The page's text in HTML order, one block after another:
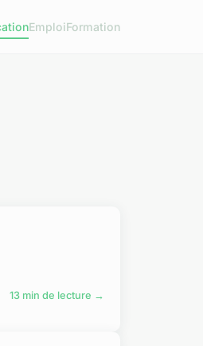
EmploiFormation
13 min de lecture →